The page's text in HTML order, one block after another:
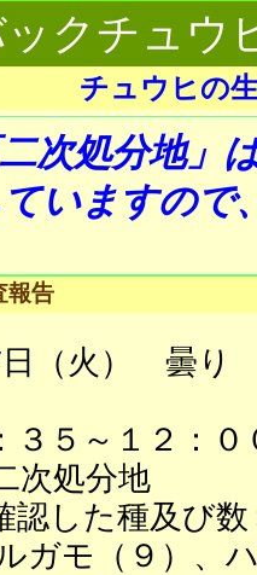
クチュウ
チュウヒの
二次処分地」
いますので
報告
日（火） 曇り
３５～１２：０
次処分地
した種及び数
ガモ（９）、